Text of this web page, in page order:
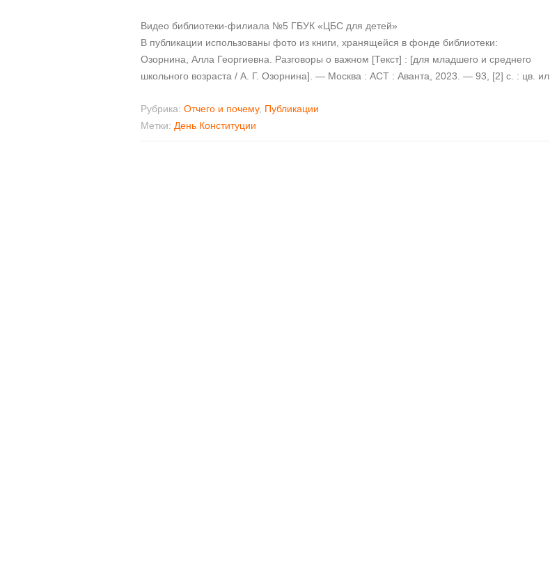
Видео библиотеки-филиала №5 ГБУК «ЦБС для детей»
В публикации использованы фото из книги, хранящейся в фонде библиотеки:
Озорнина, Алла Георгиевна. Разговоры о важном [Текст] : [для младшего и среднего
школьного возраста / А. Г. Озорнина]. — Москва : АСТ : Аванта, 2023. — 93, [2] с. : цв. ил.
Рубрика: Отчего и почему, Публикации
Метки: День Конституции